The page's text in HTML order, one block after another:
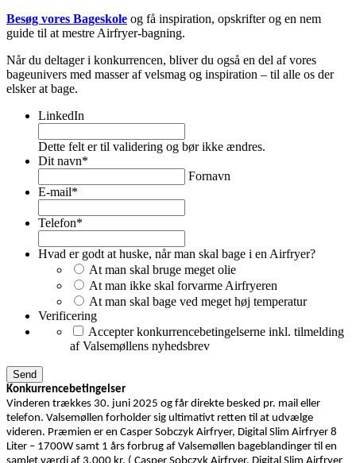
Besøg vores Bageskole og få inspiration, opskrifter og en nem
guide til at mestre Airfryer-bagning.
Når du deltager i konkurrencen, bliver du også en del af vores
bageunivers med masser af velsmag og inspiration – til alle os der
elsker at bage.
LinkedIn
Dette felt er til validering og bør ikke ændres.
Dit navn*
Fornavn
E-mail*
Telefon*
Hvad er godt at huske, når man skal bage i en Airfryer?
At man skal bruge meget olie
At man ikke skal forvarme Airfryeren
At man skal bage ved meget høj temperatur
Verificering
Accepter konkurrencebetingelserne inkl. tilmelding
af Valsemøllens nyhedsbrev
Konkurrencebetingelser
Vinderen trækkes 30. juni 2025 og får direkte besked pr. mail eller
telefon. Valsemøllen forholder sig ultimativt retten til at udvælge
videren. Præmien er en Casper Sobczyk Airfryer, Digital Slim Airfryer 8
Liter – 1700W samt 1 års forbrug af Valsemøllen bageblandinger til en